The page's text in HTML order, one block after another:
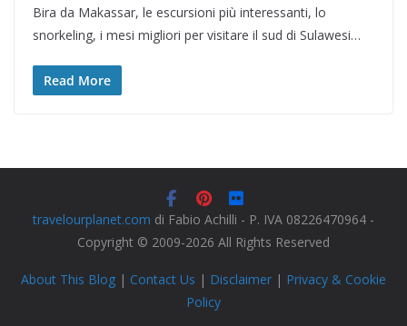
Bira da Makassar, le escursioni più interessanti, lo
snorkeling, i mesi migliori per visitare il sud di Sulawesi…
Read More
travelourplanet.com di Fabio Achilli - P. IVA 08226470964 -
Copyright © 2009-2026 All Rights Reserved
About This Blog | Contact Us | Disclaimer | Privacy & Cookie
Policy